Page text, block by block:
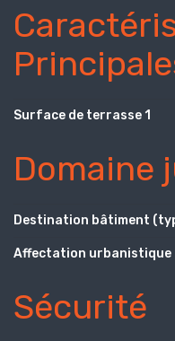
Surface de terrasse 1
Domaine
Destination bâtiment
Affectation urbanistique
Sécurité